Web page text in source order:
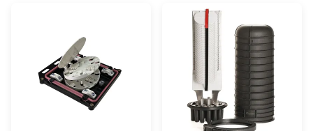
direttamente seppellite.Sono
realizzati con materiale di alta
qualit...
fibra, l'alimentatore, la
distribuzione e i segmenti
dell'ultimo miglio.Le chiusure
in fibra ...